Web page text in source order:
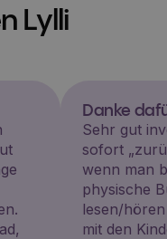
Lylli
Danke
Sehr gut
sofort
wenn man
physische
lesen/
mit den